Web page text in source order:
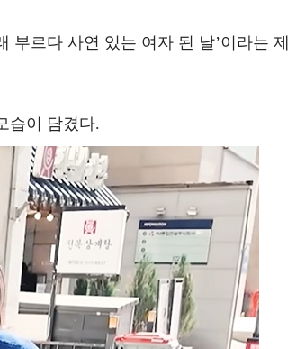
부르다 사연 있는 여자 된 날’이라는 제
습이 담겼다.